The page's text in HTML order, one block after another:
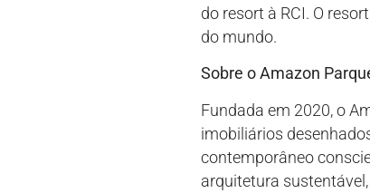
do resort à RCI. O
do mundo.
Sobre o Amazon
Fundada em 2020, o
imobiliários
contemporâneo
arquitetura